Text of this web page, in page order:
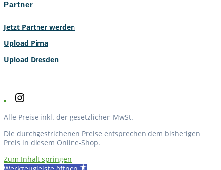
Partner
Jetzt Partner werden
Upload Pirna
Upload Dresden
Alle Preise inkl. der gesetzlichen MwSt.
Die durchgestrichenen Preise entsprechen dem bisherigen
Preis in diesem Online-Shop.
Zum Inhalt springen